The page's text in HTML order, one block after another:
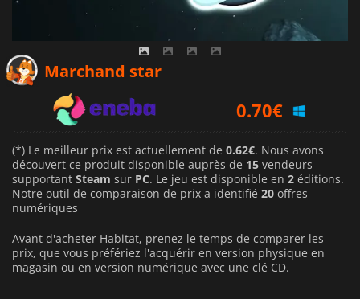
Marchand star
0.70€
0.62€
(*) Le meilleur prix est actuellement de 0.62€. Nous avons
découvert ce produit disponible auprès de 15 vendeurs
supportant Steam sur PC. Le jeu est disponible en 2 éditions.
Notre outil de comparaison de prix a identifié 20 offres
numériques
Avant d'acheter Habitat, prenez le temps de comparer les
prix, que vous préfériez l'acquérir en version physique en
magasin ou en version numérique avec une clé CD.